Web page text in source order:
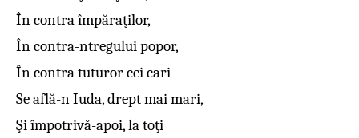
În contra împăraţilor,
În contra-ntregului popor,
În contra tuturor cei cari
Se află-n Iuda, drept mai mari,
Şi împotrivă-apoi, la toţi